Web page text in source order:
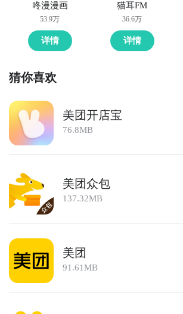
咚漫漫画
53.9万
详情
猫耳FM
36.6万
详情
猜你喜欢
美团开店宝
76.8MB
美团众包
137.32MB
美团
91.61MB